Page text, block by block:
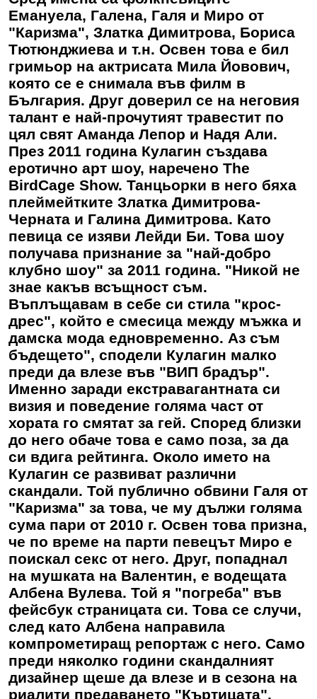
Емануела, Галена, Галя и Миро от
"Каризма", Златка Димитрова, Бориса
Тютюнджиева и т.н. Освен това е бил
гримьор на актрисата Мила Йовович,
която се е снимала във филм в
България. Друг доверил се на неговия
талант е най-прочутият травестит по
цял свят Аманда Лепор и Надя Али.
През 2011 година Кулагин създава
еротично арт шоу, наречено The
BirdCage Show. Танцьорки в него бяха
плеймейтките Златка Димитрова-
Черната и Галина Димитрова. Като
певица се изяви Лейди Би. Това шоу
получава признание за "най-добро
клубно шоу" за 2011 година. "Никой не
знае какъв всъщност съм.
Въплъщавам в себе си стила "крос-
дрес", който е смесица между мъжка и
дамска мода едновременно. Аз съм
бъдещето", сподели Кулагин малко
преди да влезе във "ВИП брадър".
Именно заради екстравагантната си
визия и поведение голяма част от
хората го смятат за гей. Според близки
до него обаче това е само поза, за да
си вдига рейтинга. Около името на
Кулагин се развиват различни
скандали. Той публично обвини Галя от
"Каризма" за това, че му дължи голяма
сума пари от 2010 г. Освен това призна,
че по време на парти певецът Миро е
поискал секс от него. Друг, попаднал
на мушката на Валентин, е водещата
Албена Вулева. Той я "погреба" във
фейсбук страницата си. Това се случи,
след като Албена направила
компрометиращ репортаж с него. Само
преди няколко години скандалният
дизайнер щеше да влезе и в сезона на
риалити предаването "Къртицата".